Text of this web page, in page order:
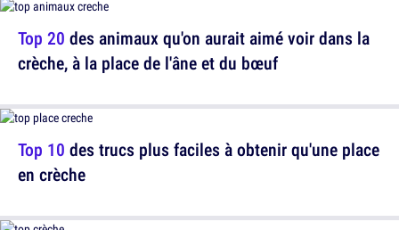
Top 10 des trucs plus faciles à obtenir qu'une place
en crèche
Top 20 des animaux qu'on aurait aimé voir dans la
crèche, à la place de l'âne et du bœuf